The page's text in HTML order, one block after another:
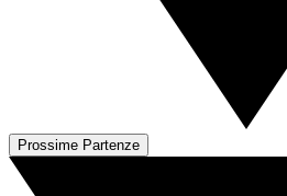
Prossime Partenze